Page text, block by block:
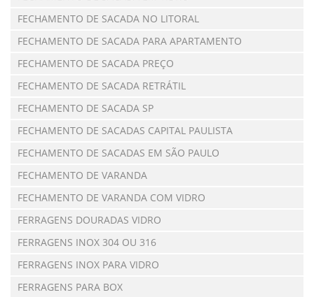
FECHAMENTO DE SACADA NO LITORAL
FECHAMENTO DE SACADA PARA APARTAMENTO
FECHAMENTO DE SACADA PREÇO
FECHAMENTO DE SACADA RETRÁTIL
FECHAMENTO DE SACADA SP
FECHAMENTO DE SACADAS CAPITAL PAULISTA
FECHAMENTO DE SACADAS EM SÃO PAULO
FECHAMENTO DE VARANDA
FECHAMENTO DE VARANDA COM VIDRO
FERRAGENS DOURADAS VIDRO
FERRAGENS INOX 304 OU 316
FERRAGENS INOX PARA VIDRO
FERRAGENS PARA BOX